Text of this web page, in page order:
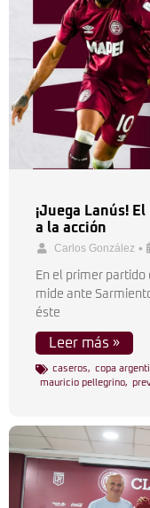
¡Juega Lanús!
a la acción
Carlos González •
En el primer
mide ante
éste
Leer más »
caseros, copa
mauricio pellegrino,